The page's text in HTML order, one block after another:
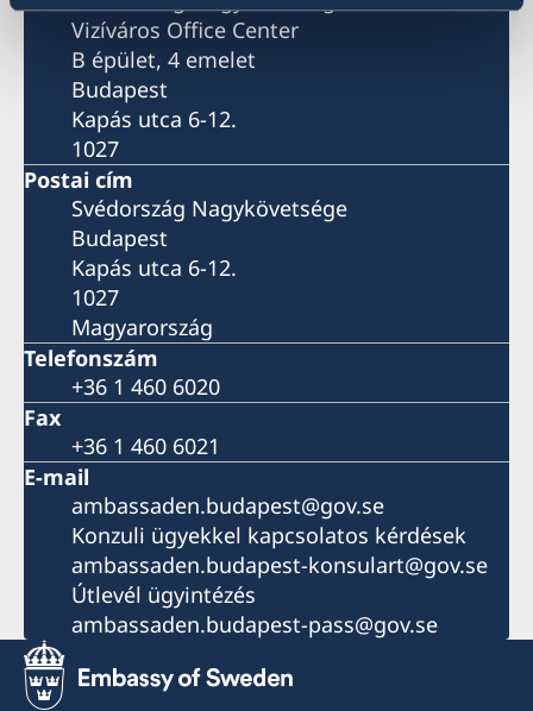
Vizíváros Office Center
B épület, 4 emelet
Budapest
Kapás utca 6-12.
1027
Postai cím
Svédország Nagykövetsége
Budapest
Kapás utca 6-12.
1027
Magyarország
Telefonszám
+36 1 460 6020
Fax
+36 1 460 6021
E-mail
ambassaden.budapest@gov.se
Konzuli ügyekkel kapcsolatos kérdések
ambassaden.budapest-konsulart@gov.se
Útlevél ügyintézés
ambassaden.budapest-pass@gov.se